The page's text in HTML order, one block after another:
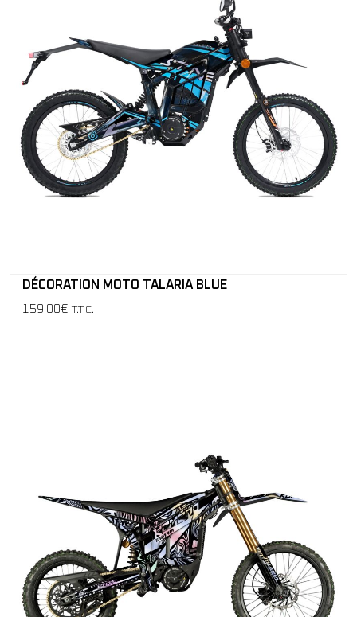
DÉCORATION MOTO TALARIA BLUE
159.00€ T.T.C.